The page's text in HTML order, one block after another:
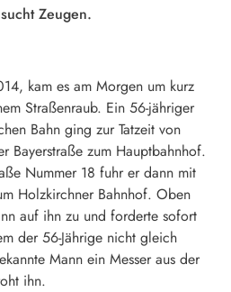
Zeugen.
kam es am Morgen um kurz
Straßenraub. Ein 56-jähriger
Bahn ging zur Tatzeit von
Bayerstraße zum Hauptbahnhof.
Nummer 18 fuhr er dann mit
Holzkirchner Bahnhof. Oben
auf ihn zu und forderte sofort
der 56-Jährige nicht gleich
Mann ein Messer aus der
ihn.